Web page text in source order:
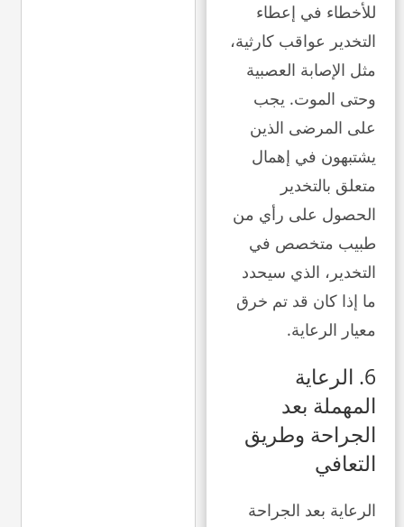
للأخطاء في إعطاء
التخدير عواقب كارثية،
مثل الإصابة العصبية
وحتى الموت. يجب
على المرضى الذين
يشتبهون في إهمال
متعلق بالتخدير
الحصول على رأي من
طبيب متخصص في
التخدير، الذي سيحدد
ما إذا كان قد تم خرق
معيار الرعاية.
6. الرعاية
المهملة بعد
الجراحة وطريق
التعافي
الرعاية بعد الجراحة